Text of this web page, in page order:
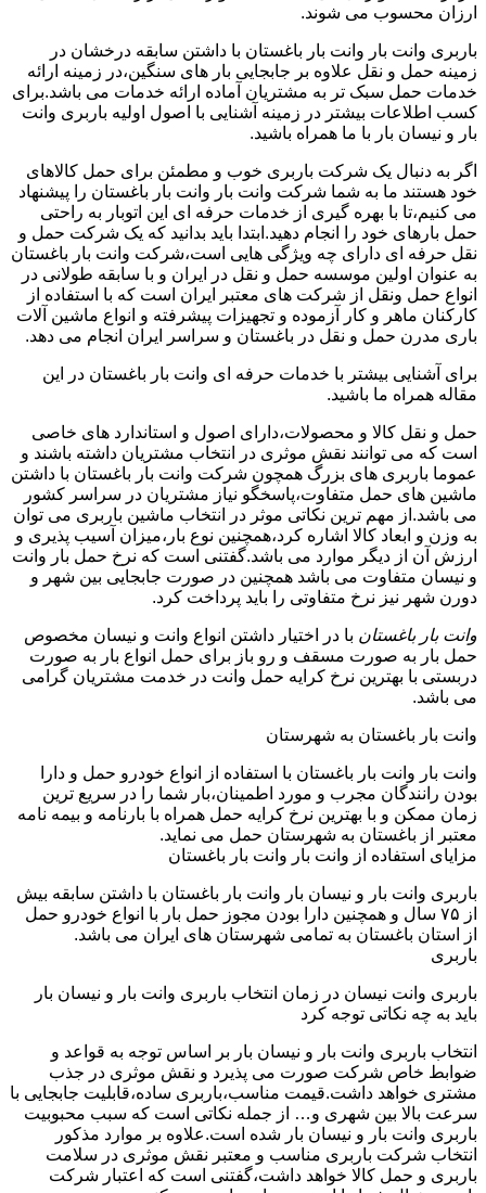
ارزان محسوب می شوند.
باربری وانت بار وانت بار باغستان با داشتن سابقه درخشان در
زمینه حمل و نقل علاوه بر جابجایی بار های سنگین،در زمینه ارائه
خدمات حمل سبک تر به مشتریان آماده ارائه خدمات می باشد.برای
کسب اطلاعات بیشتر در زمینه آشنایی با اصول اولیه باربری وانت
بار و نیسان بار با ما همراه باشید.
اگر به دنبال یک شرکت باربری خوب و مطمئن برای حمل کالاهای
خود هستند ما به شما شرکت وانت بار وانت بار باغستان را پیشنهاد
می کنیم،تا با بهره گیری از خدمات حرفه ای این اتوبار به راحتی
حمل بارهای خود را انجام دهید.ابتدا باید بدانید که یک شرکت حمل و
نقل حرفه ای دارای چه ویژگی هایی است،شرکت وانت بار باغستان
به عنوان اولین موسسه حمل و نقل در ایران و با سابقه طولانی در
انواع حمل ونقل از شرکت های معتبر ایران است که با استفاده از
کارکنان ماهر و کار آزموده و تجهیزات پیشرفته و انواع ماشین آلات
باری مدرن حمل و نقل در باغستان و سراسر ایران انجام می دهد.
برای آشنایی بیشتر با خدمات حرفه ای وانت بار باغستان در این
مقاله همراه ما باشید.
حمل و نقل کالا و محصولات،دارای اصول و استاندارد های خاصی
است که می توانند نقش موثری در انتخاب مشتریان داشته باشند و
عموما باربری های بزرگ همچون شرکت وانت بار باغستان با داشتن
ماشین های حمل متفاوت،پاسخگو نیاز مشتریان در سراسر کشور
می باشد.از مهم ترین نکاتی موثر در انتخاب ماشین باربری می توان
به وزن و ابعاد کالا اشاره کرد،همچنین نوع بار،میزان آسیب پذیری و
ارزش آن از دیگر موارد می باشد.گفتنی است که نرخ حمل بار وانت
و نیسان متفاوت می باشد همچنین در صورت جابجایی بین شهر و
دورن شهر نیز نرخ متفاوتی را باید پرداخت کرد.
وانت بار باغستان با در اختیار داشتن انواع وانت و نیسان مخصوص
حمل بار به صورت مسقف و رو باز برای حمل انواع بار به صورت
دربستی با بهترین نرخ کرایه حمل وانت در خدمت مشتریان گرامی
می باشد.
وانت بار باغستان به شهرستان
وانت بار وانت بار باغستان با استفاده از انواع خودرو حمل و دارا
بودن رانندگان مجرب و مورد اطمینان،بار شما را در سریع ترین
زمان ممکن و با بهترین نرخ کرایه حمل همراه با بارنامه و بیمه نامه
معتبر از باغستان به شهرستان حمل می نماید.
مزایای استفاده از وانت بار وانت بار باغستان
باربری وانت بار و نیسان بار وانت بار باغستان با داشتن سابقه بیش
از ۷۵ سال و همچنین دارا بودن مجوز حمل بار با انواع خودرو حمل
از استان باغستان به تمامی شهرستان های ایران می باشد.
باربری
باربری وانت نیسان در زمان انتخاب باربری وانت بار و نیسان بار
باید به چه نکاتی توجه کرد
انتخاب باربری وانت بار و نیسان بار بر اساس توجه به قواعد و
ضوابط خاص شرکت صورت می پذیرد و نقش موثری در جذب
مشتری خواهد داشت.قیمت مناسب،باربری ساده،قابلیت جابجایی با
سرعت بالا بین شهری و… از جمله نکاتی است که سبب محبوبیت
باربری وانت بار و نیسان بار شده است.علاوه بر موارد مذکور
انتخاب شرکت باربری مناسب و معتبر نقش موثری در سلامت
باربری و حمل کالا خواهد داشت،گفتنی است که اعتبار شرکت